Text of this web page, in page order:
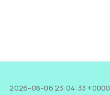
2026-08-06 23:04:33 +0000